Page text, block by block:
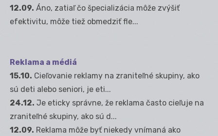
12.09. Áno, zatiaľ čo špecializácia môže zvýšiť
efektivitu, môže tiež obmedziť fle...
Reklama a médiá
15.10. Cieľovanie reklamy na zraniteľné skupiny, ako
sú deti alebo seniori, je eti...
24.12. Je eticky správne, že reklama často cieľuje na
zraniteľné skupiny, ako sú d...
12.09. Reklama môže byť niekedy vnímaná ako